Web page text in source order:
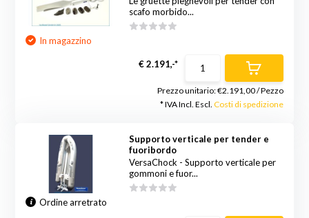
scafo morbido...
In magazzino
€ 2.191,-*
Prezzo unitario:€2.191,00/Pezzo
* IVA Incl. Escl. Costi di spedizione
Supporto verticale per tender e
fuoribordo
VersaChock - Supporto verticale per
gommoni e fuor...
Ordine arretrato